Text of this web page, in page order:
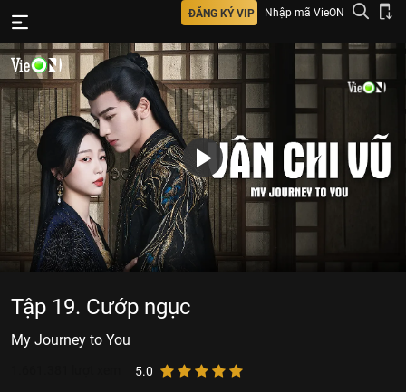
ĐĂNG KÝ VIP Nhập mã VieON
Tập 19. Cướp ngục
My Journey to You
5.0